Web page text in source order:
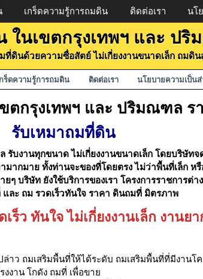
เกร็ดความรู้การถมดิน ติดต่อเรา นโ
ในเขตกรุงเทพฯ และ ป
ดินด้วยความซื่อสัตย์ ไม่เกี่ยงงานขนาดเล็ก ถมดิ
ร็ดความรู้การถมดิน ติดต่อเรา นโยบายความเป็น
ตกรุงเทพฯ และ ปริมณฑล ร
รับเหมาถมที่ดิน
บงานทุกขนาด ไม่เกี่ยงงานขนาดเล็ก โดยบริษัทจ
ากมาย ทั้งท่านจะของที่โดยตรง ไม่ว่าพื้นที่เล็ก ห
บริษัท ยังใช้บริการของเรา โครงการราชการต่าง
ละ ถม รวดเร็วทันใจ ราคา ดินถมที่ มิตรภาพ
ร็ว ทันใจ ไม่เกี่ยงงานเล็ก งานยา
าว ถมเสริมพื้นที่ให้ได้ระดับ ถมเสริมพื้นที่ที่มีงานโค
งาน โกดัง ถมที่ เพื่อขาย